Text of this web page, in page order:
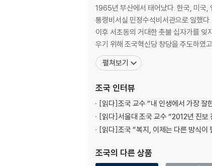
이제, 고마, 치아라 마
─ 부산 서면 연설 2024년 3월 21일
─ 조국혁신당 22대 국회 개원 기자회견
‘술 취한 선장’을 끌어내려야 합니다
─ 2기 당대표 수락 연설 2024년 7월 20일
‘왕초 밀정’을 규탄합니다
─ 광복절 기자회견 2024년 8월 15일
1965년 부산에서 태어났다. 한국, 미국,
통령비서실 민정수석비서관으로 일했
이후 서초동의 거대한 촛불 십자가를 잊
우기 위해 조국혁신당 창당을 주도하였
펼쳐보기
조국 인터뷰
[읽다]조국 교수 “내 인생에서 가장 잘
[읽다]서울대 조국 교수 “2012년 진보
[읽다]조국 “복지, 이제는 다른 방식이
조국의 다른 상품